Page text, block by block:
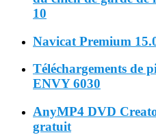
10
Navicat Premium
Téléchargements de
ENVY 6030
AnyMP4 DVD
gratuit